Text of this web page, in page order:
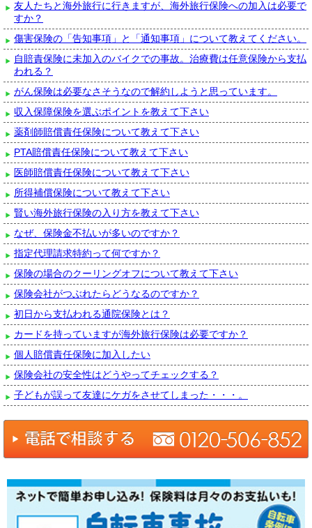
友人たちと海外旅行に行きますが、海外旅行保険への加入は必要で
すか？
傷害保険の「告知事項」と「通知事項」について教えてください。
自賠責保険に未加入のバイクでの事故。治療費は任意保険から支払
われる？
がん保険は必要なさそうなので解約しようと思っています。
収入保障保険を選ぶポイントを教えて下さい
薬剤師賠償責任保険について教えて下さい
PTA賠償責任保険について教えて下さい
医師賠償責任保険について教えて下さい
所得補償保険について教えて下さい
賢い海外旅行保険の入り方を教えて下さい
なぜ、保険金不払いが多いのですか？
指定代理請求特約って何ですか？
保険の場合のクーリングオフについて教えて下さい
保険会社がつぶれたらどうなるのですか？
初日から支払われる通院保険とは？
カードを持っていますが海外旅行保険は必要ですか？
個人賠償責任保険に加入したい
保険会社の安全性はどうやってチェックする？
子どもが誤って友達にケガをさせてしまった・・・。